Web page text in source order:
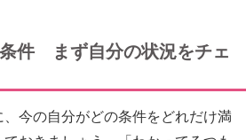
件 まず自分の状況をチェ
今の自分がどの条件をどれだけ満